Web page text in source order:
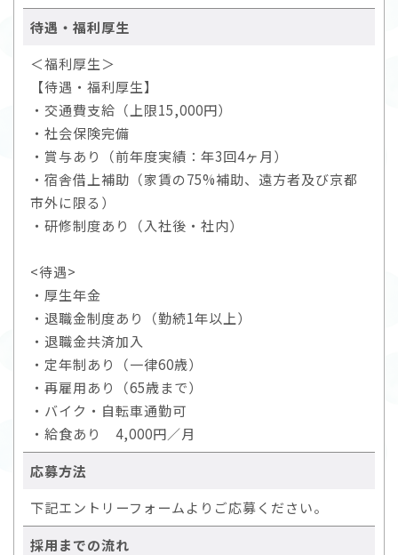
待遇・福利厚生
＜福利厚生＞
【待遇・福利厚生】
・交通費支給（上限15,000円）
・社会保険完備
・賞与あり（前年度実績：年3回4ヶ月）
・宿舎借上補助（家賃の75%補助、遠方者及び京都
市外に限る）
・研修制度あり（入社後・社内）
<待遇>
・厚生年金
・退職金制度あり（勤続1年以上）
・退職金共済加入
・定年制あり（一律60歳）
・再雇用あり（65歳まで）
・バイク・自転車通勤可
・給食あり 4,000円／月
応募方法
下記エントリーフォームよりご応募ください。
採用までの流れ